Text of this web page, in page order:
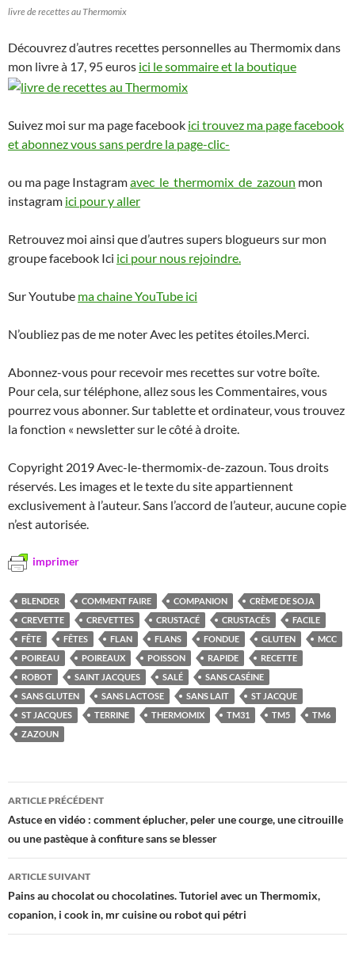
livre de recettes au Thermomix
Découvrez d’autres recettes personnelles au Thermomix dans
mon livre à 17, 95 euros ici le sommaire et la boutique
Suivez moi sur ma page facebook ici trouvez ma page facebook
et abonnez vous sans perdre la page-clic-
ou ma page Instagramavec_le_thermomix_de_zazoun mon
instagram ici pour y aller
Retrouvez moi ainsi que d’autres supers blogueurs sur mon
groupe facebook Ici ici pour nous rejoindre.
Sur Youtube ma chaine YouTube ici
N’oubliez pas de me noter Avec les petites étoiles.Merci.
Abonnez-vous pour recevoir mes recettes sur votre boîte.
Pour cela, sur téléphone, allez sous les Commentaires, vous
pourrez vous abonner. Sur tablette et ordinateur, vous trouvez
la fonction « newsletter sur le côté à droite.
Copyright 2019 Avec-le-thermomix-de-zazoun. Tous droits
réservés. Les images et le texte du site appartiennent
exclusivement à l’auteur. Sans l’accord de l’auteur, aucune copie
n’est autorisée.
imprimer
BLENDER COMMENT FAIRE COMPANION
CRÈME DE SOJA
CREVETTE
CREVETTES CRUSTACÉ CRUSTACÉS
FACILE
FÊTE
FÊTES FLAN FLANS FONDUE GLUTEN
MCC
POIREAU
POIREAUX POISSON RAPIDE
RECETTE
ROBOT
SAINT JACQUES SALÉ
SANS CASÉINE
SANS GLUTEN
SANS LACTOSE SANS LAIT
ST JACQUE
ST JACQUES
TERRINE THERMOMIX TM31 TM5
TM6
ZAZOUN
Navigation
des
articles
ARTICLE PRÉCÉDENT
Astuce en vidéo : comment éplucher, peler une courge, une citrouille
ou une pastèque à confiture sans se blesser
ARTICLE SUIVANT
Pains au chocolat ou chocolatines. Tutoriel avec un Thermomix,
copanion, i cook in, mr cuisine ou robot qui pétri